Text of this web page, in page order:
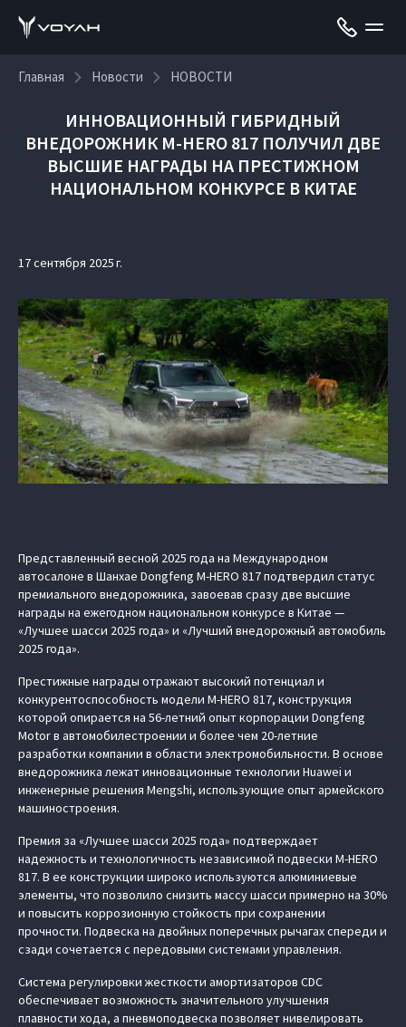
Главная Новости НОВОСТИ
ИННОВАЦИОННЫЙ ГИБРИДНЫЙ
ВНЕДОРОЖНИК M‑HERO 817 ПОЛУЧИЛ ДВЕ
ВЫСШИЕ НАГРАДЫ НА ПРЕСТИЖНОМ
НАЦИОНАЛЬНОМ КОНКУРСЕ В КИТАЕ
17 сентября 2025 г.
Представленный весной 2025 года на Международном
автосалоне в Шанхае Dongfeng M‑HERO 817 подтвердил статус
премиального внедорожника, завоевав сразу две высшие
награды на ежегодном национальном конкурсе в Китае —
«Лучшее шасси 2025 года» и «Лучший внедорожный автомобиль
2025 года».
Престижные награды отражают высокий потенциал и
конкурентоспособность модели M‑HERO 817, конструкция
которой опирается на 56-летний опыт корпорации Dongfeng
Motor в автомобилестроении и более чем 20-летние
разработки компании в области электромобильности. В основе
внедорожника лежат инновационные технологии Huawei и
инженерные решения Mengshi, использующие опыт армейского
машиностроения.
Премия за «Лучшее шасси 2025 года» подтверждает
надежность и технологичность независимой подвески M‑HERO
817. В ее конструкции широко используются алюминиевые
элементы, что позволило снизить массу шасси примерно на 30%
и повысить коррозионную стойкость при сохранении
прочности. Подвеска на двойных поперечных рычагах спереди и
сзади сочетается с передовыми системами управления.
Система регулировки жесткости амортизаторов CDC
обеспечивает возможность значительного улучшения
плавности хода, а пневмоподвеска позволяет нивелировать